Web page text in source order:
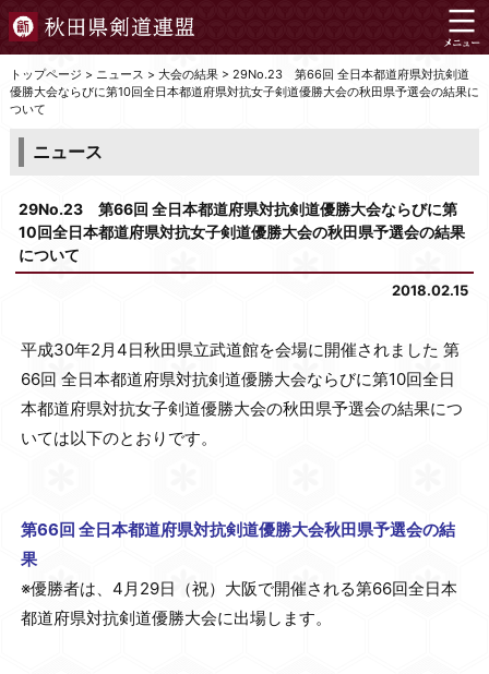
トップページ > ニュース > 大会の結果> 29No.23 第66回 全日本都道府県対抗剣道
優勝大会ならびに第10回全日本都道府県対抗女子剣道優勝大会の秋田県予選会の結果に
ついて
ニュース
29No.23 第66回 全日本都道府県対抗剣道優勝大会ならびに第
10回全日本都道府県対抗女子剣道優勝大会の秋田県予選会の結果
について
2018.02.15
平成30年2月4日秋田県立武道館を会場に開催されました 第
66回 全日本都道府県対抗剣道優勝大会ならびに第10回全日
本都道府県対抗女子剣道優勝大会の秋田県予選会の結果につ
いては以下のとおりです。
第66回 全日本都道府県対抗剣道優勝大会秋田県予選会の結
果
※優勝者は、4月29日（祝）大阪で開催される第66回全日本
都道府県対抗剣道優勝大会に出場します。